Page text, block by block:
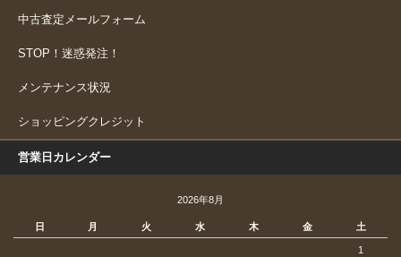
中古査定メールフォーム
STOP！迷惑発注！
メンテナンス状況
ショッピングクレジット
営業日カレンダー
2026年8月
日 月 火 水 木 金 土
1